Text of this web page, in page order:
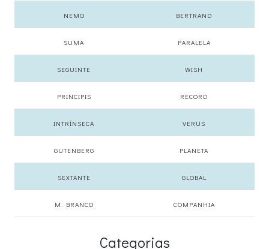
NEMO BERTRAND
SUMA PARALELA
SEGUINTE WISH
PRINCIPIS RECORD
INTRÍNSECA VERUS
GUTENBERG PLANETA
SEXTANTE GLOBAL
M. BRANCO COMPANHIA
Categorias